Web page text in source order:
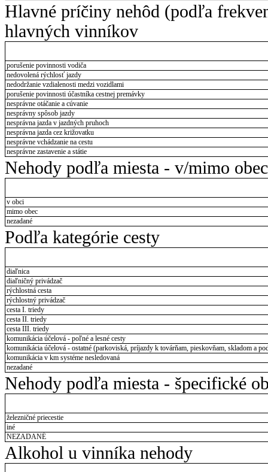
Hlavné príčiny nehôd (podľa
hlavných vinníkov
porušenie povinnosti vodiča
nedovolená rýchlosť jazdy
nedodržanie vzdialenosti medzi vozidlami
porušenie povinnosti účastníka cestnej premávky
nesprávne otáčanie a cúvanie
nesprávny spôsob jazdy
nesprávna jazda v jazdných pruhoch
nesprávna jazda cez križovatku
nesprávne vchádzanie na cestu
nesprávne zastavenie a státie
Nehody podľa miesta - v/mimo obec
v obci
mimo obec
nezadané
Podľa kategórie cesty
diaľnica
diaľničný privádzač
rýchlostná cesta
rýchlostný privádzač
cesta I. triedy
cesta II. triedy
cesta III. triedy
komunikácia účelová - poľné a lesné cesty
komunikácia účelová - ostatné (parkoviská, príjazdy k továrňam, pieskovňam, skladom a
komunikácia v km systéme nesledovaná
nezadané
Nehody podľa miesta - špecifické
železničné priecestie
iné
NEZADANÉ
Alkohol u vinníka nehody